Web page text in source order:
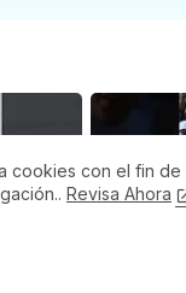
XIV
cookies con el fin de
Revisa Ahora